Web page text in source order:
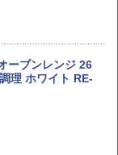
ろう印 無洗米 5
ーブレンド
ウイスキー ハ
ウトドアにも ロ
買い おやつカン
ーブンレンジ 26
理 ホワイト RE-